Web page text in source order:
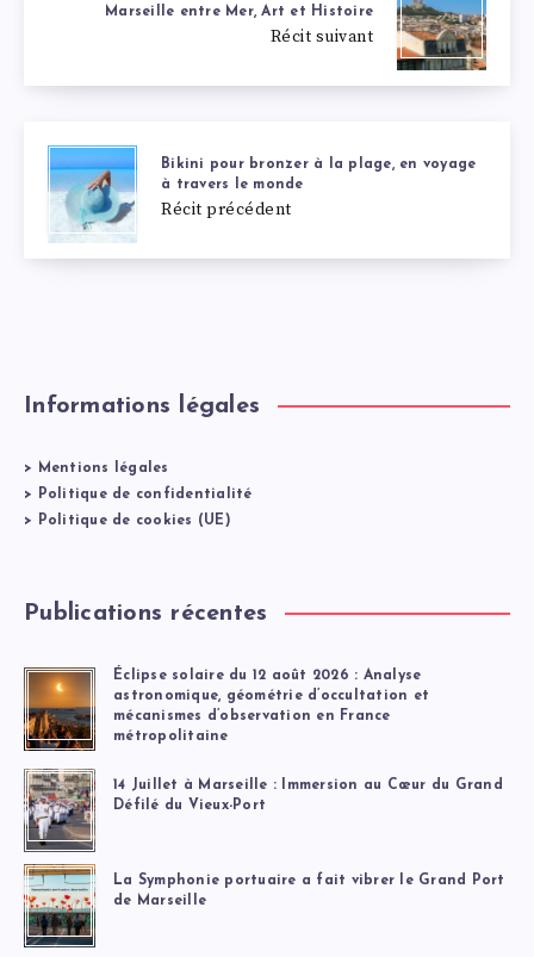
Marseille entre Mer, Art et Histoire
Récit suivant
Bikini pour bronzer à la plage, en voyage
à travers le monde
Récit précédent
Informations légales
>
Mentions légales
>
Politique de confidentialité
>
Politique de cookies (UE)
Publications récentes
Éclipse solaire du 12 août 2026 : Analyse
astronomique, géométrie d’occultation et
mécanismes d’observation en France
métropolitaine
14 Juillet à Marseille : Immersion au Cœur du Grand
Défilé du Vieux-Port
La Symphonie portuaire a fait vibrer le Grand Port
de Marseille